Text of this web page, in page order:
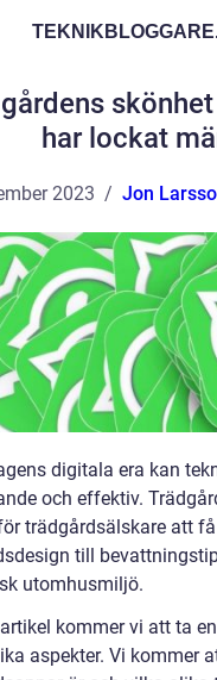
har lockat
2023 Jon
digitala era kan
och effektiv.
trädgårdsälskare att
till
utomhusmiljö.
kommer vi att ta
aspekter. Vi kommer